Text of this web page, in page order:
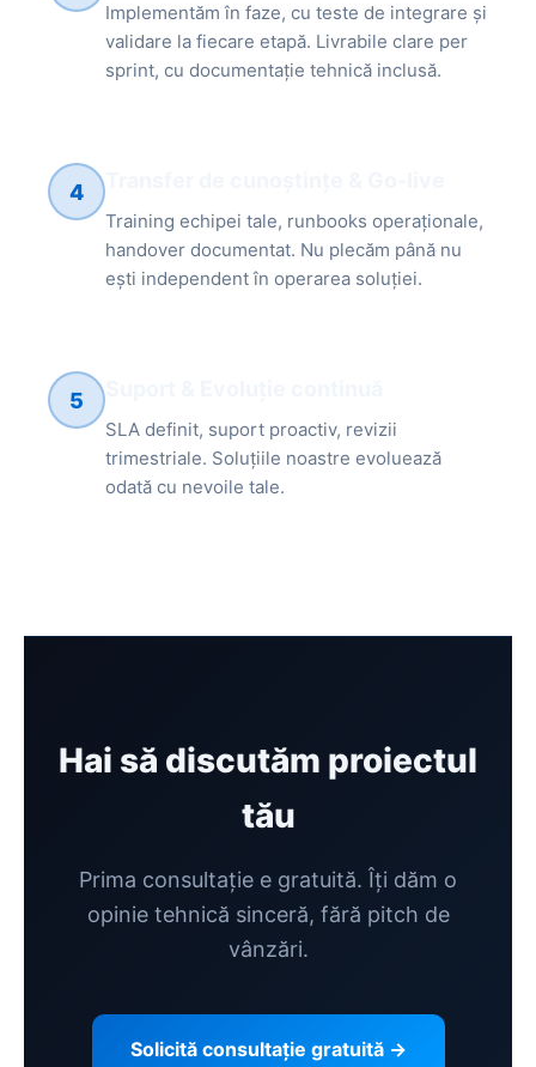
Implementăm în faze, cu teste de integrare și
validare la fiecare etapă. Livrabile clare per
sprint, cu documentație tehnică inclusă.
4
Training echipei tale, runbooks operaționale,
handover documentat. Nu plecăm până nu
ești independent în operarea soluției.
5
SLA definit, suport proactiv, revizii
trimestriale. Soluțiile noastre evoluează
odată cu nevoile tale.
Hai să discutăm proiectul
tău
Prima consultație e gratuită. Îți dăm o
opinie tehnică sinceră, fără pitch de
vânzări.
Solicită consultație gratuită →